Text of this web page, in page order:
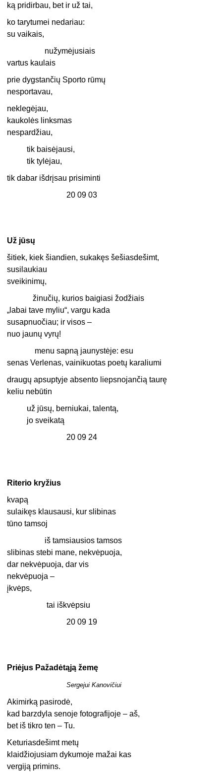
ką pridirbau, bet ir už tai,
ko tarytumei nedariau:
su vaikais,
nužymėjusiais
vartus kaulais
prie dygstančių Sporto rūmų
nesportavau,
neklegėjau,
kaukolės linksmas
nespardžiau,
tik baisėjausi,
tik tylėjau,
tik dabar išdrįsau prisiminti
20 09 03
Už jūsų
šitiek, kiek šiandien, sukakęs šešiasdešimt,
susilaukiau
sveikinimų,
žinučių, kurios baigiasi žodžiais
„labai tave myliu“, vargu kada
susapnuočiau; ir visos –
nuo jaunų vyrų!
menu sapną jaunystėje: esu
senas Verlenas, vainikuotas poetų karaliumi
draugų apsuptyje absento liepsnojančią taurę
keliu nebūtin
už jūsų, berniukai, talentą,
jo sveikatą
20 09 24
Riterio kryžius
kvapą
sulaikęs klausausi, kur slibinas
tūno tamsoj
iš tamsiausios tamsos
slibinas stebi mane, nekvėpuoja,
dar nekvėpuoja, dar vis
nekvėpuoja –
įkvėps,
tai iškvėpsiu
20 09 19
Priėjus Pažadėtąją žemę
Sergejui Kanovičiui
Akimirką pasirodė,
kad barzdyla senoje fotografijoje – aš,
bet iš tikro ten – Tu.
Keturiasdešimt metų
klaidžiojusiam dykumoje mažai kas
vergiją primins.